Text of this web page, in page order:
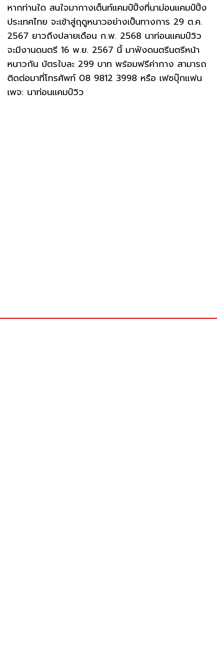
หากท่านใด สนใจมากางเต็นท์แคมป์ปิ้งที่นาม่อนแคมป์ปิ้ง
ประเทศไทย จะเข้าสู่ฤดูหนาวอย่างเป็นทางการ 29 ต.ค.
2567 ยาวถึงปลายเดือน ก.พ. 2568 นาท่อนแคมป์วิว
จะมีงานดนตรี 16 พ.ย. 2567 นี้ มาฟังดนตรีนตรีหน้า
หนาวกัน บัตรใบละ 299 บาท พร้อมฟรีค่ากาง สามารถ
ติดต่อมาที่โทรศัพท์ 08 9812 3998 หรือ เฟซบุ๊กแฟน
เพจ: นาท่อนแคมป์วิว